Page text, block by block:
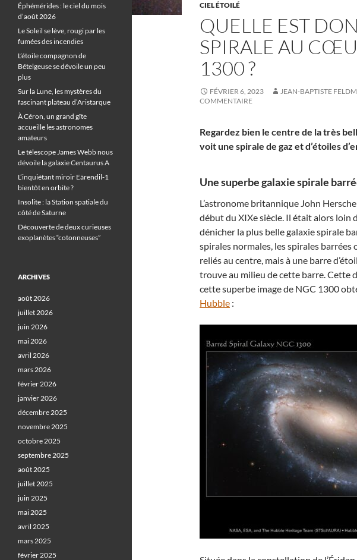
CIEL ÉTOILÉ
QUELLE EST
SPIRALE AU
1300 ?
FÉVRIER 6, 2023 JEAN-BAPTISTE
COMMENTAIRE
Regardez bien le centre de la très
voit une spirale de gaz et d’étoiles
Une superbe galaxie spirale
L’astronome britannique John
début du XIXe siècle. Il était alors loin
dénicher la plus belle galaxie spirale
spirales normales, les spirales barrées
reliés au centre, mais à une barre
trouve au milieu de cette barre. Cette
cette superbe image de NGC 1300
Hubble :
Éphémérides : le ciel du mois
d’août 2026
Le Soleil se lève, rougi par les
fumées des incendies
L’étoile compagnon de
Bételgeuse se dévoile un peu
plus
Sur la Lune, les mystères du
fascinant plateau d’Aristarque
À Céron, un grand gîte
accueille les astronomes
amateurs
Le télescope James Webb nous
dévoile la galaxie Centaurus A
L’inquiétant miroir Eärendil-1
bientôt en orbite ?
Insolite : la Station spatiale du
côté de Saturne
Découverte de deux curieuses
exoplanètes “cotonneuses”
ARCHIVES
août 2026
juillet 2026
juin 2026
mai 2026
avril 2026
mars 2026
février 2026
janvier 2026
décembre 2025
novembre 2025
octobre 2025
septembre 2025
août 2025
juillet 2025
juin 2025
mai 2025
avril 2025
mars 2025
février 2025